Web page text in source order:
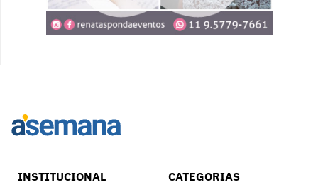
INSTITUCIONAL CATEGORIAS